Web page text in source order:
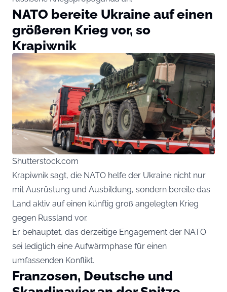
NATO bereite Ukraine auf einen
größeren Krieg vor, so
Krapiwnik
Shutterstock.com
Krapiwnik sagt, die NATO helfe der Ukraine nicht nur
mit Ausrüstung und Ausbildung, sondern bereite das
Land aktiv auf einen künftig groß angelegten Krieg
gegen Russland vor.
Er behauptet, das derzeitige Engagement der NATO
sei lediglich eine Aufwärmphase für einen
umfassenden Konflikt.
Franzosen, Deutsche und